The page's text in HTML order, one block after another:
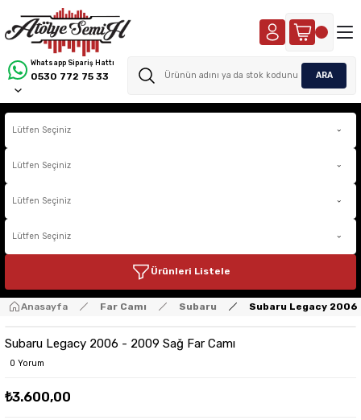
Whatsapp Sipariş Hattı
0530 772 75 33 ARA
Ürünleri Listele
Anasayfa Far Camı Subaru Subaru Legacy 2006
Subaru Legacy 2006 - 2009 Sağ Far Camı
0 Yorum
₺3.600,00